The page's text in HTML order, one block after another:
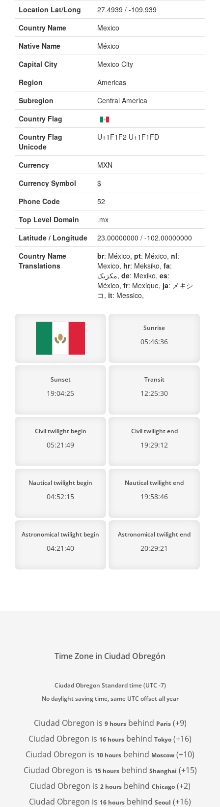
Location Lat/Long
27.4939 / -109.939
Country Name
Mexico
Native Name
México
Capital City
Mexico City
Region
Americas
Subregion
Central America
Country Flag
Country Flag
Unicode
U+1F1F2 U+1F1FD
Currency
MXN
Currency Symbol
$
Phone Code
52
Top Level Domain
.mx
Latitude / Longitude
23.00000000 / -102.00000000
Country Name
Translations
br: México, pt: México, nl:
Mexico, hr: Meksiko, fa:
مکزیک, de: Mexiko, es:
México, fr: Mexique, ja: メキシ
コ, it: Messico,
Sunrise
05:46:36
Sunset
19:04:25
Transit
12:25:30
Civil twilight begin
05:21:49
Civil twilight end
19:29:12
Nautical twilight begin
04:52:15
Nautical twilight end
19:58:46
Astronomical twilight begin
04:21:40
Astronomical twilight end
20:29:21
Time Zone in Ciudad Obregón
Ciudad Obregon Standard time (UTC -7)
No daylight saving time, same UTC offset all year
Ciudad Obregon is 9 hoursbehind Paris(+9)
Ciudad Obregon is 16 hours behind Tokyo (+16)
Ciudad Obregon is 10 hours behind Moscow (+10)
Ciudad Obregon is 15 hoursbehind Shanghai (+15)
Ciudad Obregon is 2 hours behind Chicago (+2)
Ciudad Obregon is 16 hours behind Seoul (+16)